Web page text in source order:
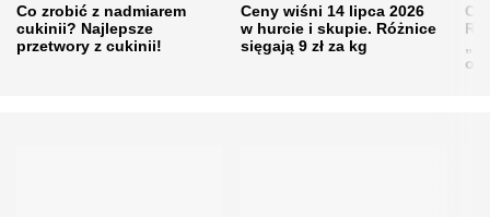
Co zrobić z nadmiarem
cukinii? Najlepsze
przetwory z cukinii!
Ceny wiśni 14 lipca 2026
w hurcie i skupie. Różnice
sięgają 9 zł za kg